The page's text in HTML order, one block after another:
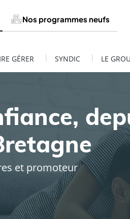
Nos programmes neufs
GÉRER | SYNDIC | LE
et promoteur